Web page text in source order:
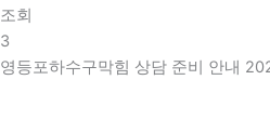
조회
3
영등포하수구막힘 상담 준비 안내